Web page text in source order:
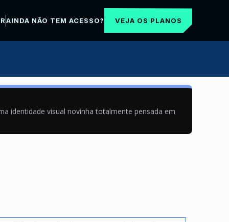
AINDA NÃO TEM ACESSO? VEJA OS PLANOS
identidade visual novinha totalmente pensada em